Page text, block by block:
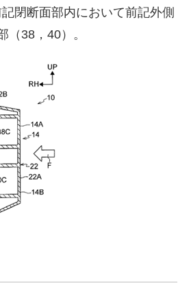
閉断面部内において前記外側
38，40）。